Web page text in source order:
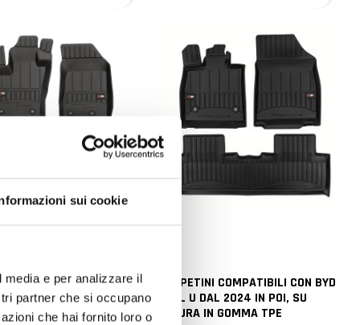
sui cookie
e per analizzare il
partner che si occupano
che hai fornito loro o
COMPATIBILI CON
DAL 2014 IN POI,
IN GOMMA TPE
TAPPETINI COMPATIBILI CON BYD
SEAL U DAL 2024 IN POI, SU
MISURA IN GOMMA TPE